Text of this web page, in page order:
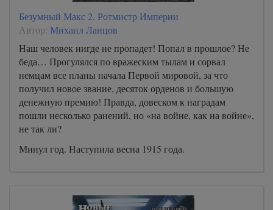
60
61
62
64
Безумный Макс 2. Ротмистр Империи
Автор: Михаил Ланцов
Наш человек нигде не пропадет! Попал в прошлое? Не
беда… Прогулялся по вражеским тылам и сорвал
немцам все планы начала Первой мировой, за что
получил новое звание, десяток орденов и большую
денежную премию! Правда, довеском к наградам
пошли несколько ранений, но «на войне, как на войне»,
не так ли?
Минул год. Наступила весна 1915 года.